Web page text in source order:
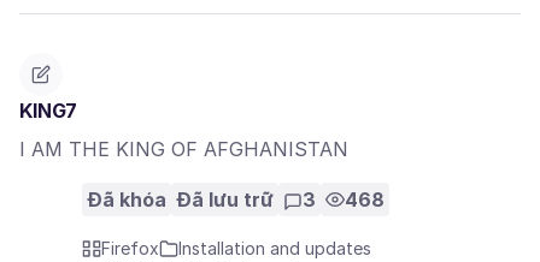
KING7
I AM THE KING OF AFGHANISTAN
Đã khóa Đã lưu trữ 3 468
Firefox
Installation and updates